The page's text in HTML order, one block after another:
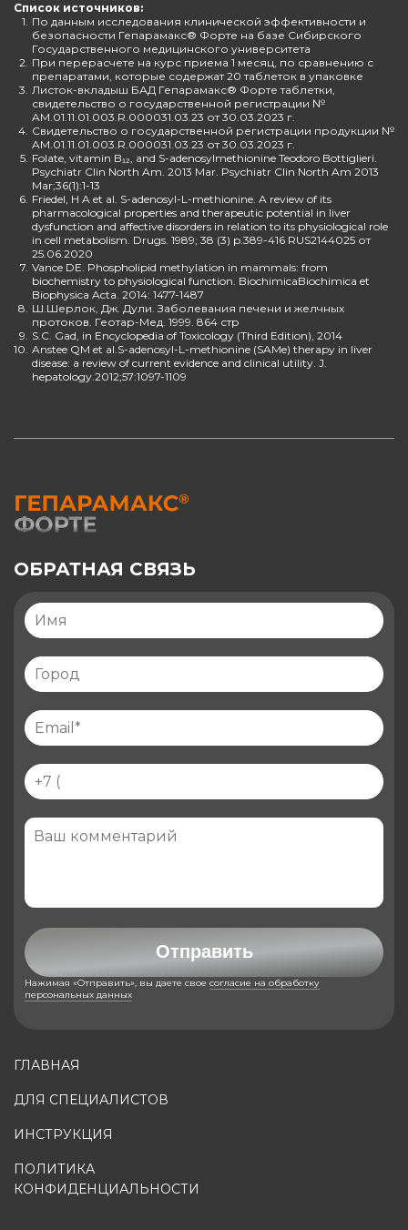
Список источников:
1. По данным исследования клинической эффективности и
безопасности Гепарамакс® Форте на базе Сибирского
Государственного медицинского университета
2. При перерасчете на курс приема 1 месяц, по сравнению с
препаратами, которые содержат 20 таблеток в упаковке
3. Листок-вкладыш БАД Гепарамакс® Форте таблетки,
свидетельство о государственной регистрации №
AM.01.11.01.003.R.000031.03.23 от 30.03.2023 г.
4. Свидетельство о государственной регистрации продукции №
AM.01.11.01.003.R.000031.03.23 от 30.03.2023 г.
5. Folate, vitamin B₁₂, and S-adenosylmethionine Teodoro Bottiglieri.
Psychiatr Clin North Am. 2013 Mar. Psychiatr Clin North Am 2013
Mar;36(1):1-13
6. Friedel, H A et al. S-adenosyl-L-methionine. A review of its
pharmacological properties and therapeutic potential in liver
dysfunction and affective disorders in relation to its physiological role
in cell metabolism. Drugs. 1989; 38 (3) p.389-416 RUS2144025 от
25.06.2020
7. Vance DE. Phospholipid methylation in mammals: from
biochemistry to physiological function. BiochimicaBiochimica et
Biophysica Acta. 2014: 1477-1487
8. Ш.Шерлок, Дж. Дули. Заболевания печени и желчных
протоков. Геотар-Мед. 1999. 864 стр
9. S.C. Gad, in Encyclopedia of Toxicology (Third Edition), 2014
10. Anstee QM et al.S-adenosyl-L-methionine (SAMe) therapy in liver
disease: a review of current evidence and clinical utility. J.
hepatology.2012;57:1097-1109
ГЛАВНАЯ
ДЛЯ СПЕЦИАЛИСТОВ
ИНСТРУКЦИЯ
ПОЛИТИКА
КОНФИДЕНЦИАЛЬНОСТИ
ОБРАТНАЯ СВЯЗЬ
Отправить
Нажимая «Отправить», вы даете свое согласие на обработку
персональных данных